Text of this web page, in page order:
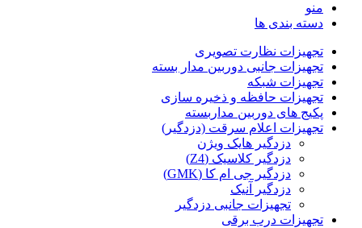
منو
دسته بندی ها
تجهیزات نظارت تصویری
تجهیزات جانبی دوربین مدار بسته
تجهیزات شبکه
تجهیزات حافظه و ذخیره سازی
پکیج های دوربین مداربسته
تجهیزات اعلام سرقت (دزدگیر)
دزدگیر هایک ویژن
دزدگیر کلاسیک (Z4)
دزدگیر جی ام کا (GMK)
دزدگیر آنیک
تجهیزات جانبی دزدگیر
تجهیزات درب برقی